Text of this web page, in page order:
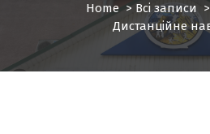
Home > Всі записи>
Дистанційне